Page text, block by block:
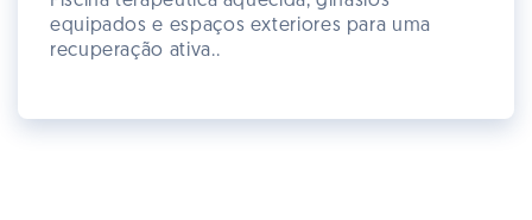
equipados e espaços exteriores para uma
recuperação ativa..